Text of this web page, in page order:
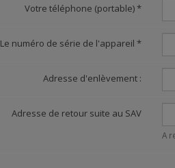
Votre téléphone (portable)*
Le numéro de série de l'appareil *
Adresse d'enlèvement :
Adresse de retour suite au SAV
A